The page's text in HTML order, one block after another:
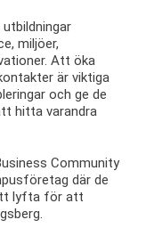
miljöer,
Att öka
är viktiga
och ge de
hitta varandra
Community
där de
lyfta för att